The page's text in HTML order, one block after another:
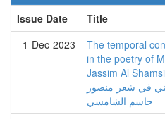
Issue Date
Title
1-Dec-2023
The temporal
in the poetry of
Jassim Al Shamsi البناء
في شعر منصور
جاسم الشامسي